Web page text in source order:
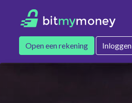
Open een rekening Inloggen